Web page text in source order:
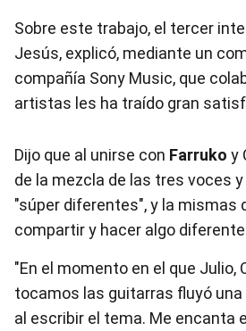
Sobre este trabajo, el tercer
Jesús, explicó, mediante un
compañía Sony Music, que
artistas les ha traído gran
Dijo que al unirse con Farruko y
de la mezcla de las tres voces
"súper diferentes", y la mismas
compartir y hacer algo
"En el momento en el que Julio,
tocamos las guitarras fluyó
al escribir el tema. Me encanta